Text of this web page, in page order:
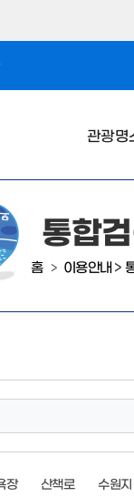
관광명
통합
홈 > 이용안내 >
장 산책로 수원지